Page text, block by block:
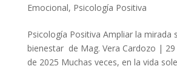
Emocional, Psicología Positiva
Psicología Positiva Ampliar la mirada
bienestar de Mag. Vera Cardozo |
de 2025 Muchas veces, en la vida